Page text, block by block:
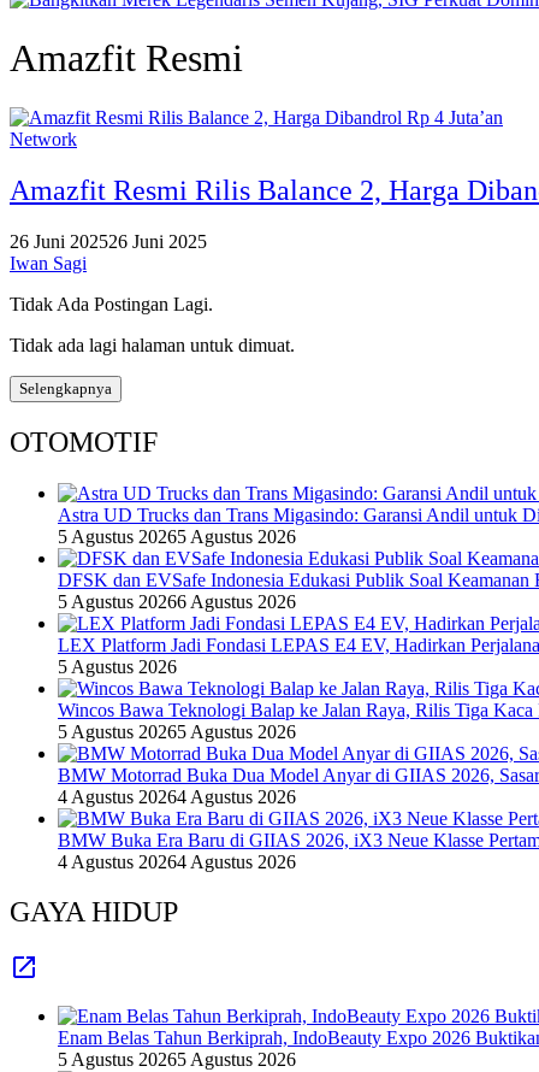
Amazfit Resmi
Network
Amazfit Resmi Rilis Balance 2, Harga
26 Juni 202526 Juni 2025
Iwan Sagi
Tidak Ada Postingan Lagi.
Tidak ada lagi halaman untuk dimuat.
Selengkapnya
OTOMOTIF
Astra UD Trucks dan Trans Migasindo: Garansi Andil untuk
5 Agustus 20265 Agustus 2026
DFSK dan EVSafe Indonesia Edukasi Publik Soal
5 Agustus 20266 Agustus 2026
LEX Platform Jadi Fondasi LEPAS E4 EV, Hadirkan
5 Agustus 2026
Wincos Bawa Teknologi Balap ke Jalan Raya, Rilis Tiga
5 Agustus 20265 Agustus 2026
BMW Motorrad Buka Dua Model Anyar di GIIAS 2026, Sasar
4 Agustus 20264 Agustus 2026
BMW Buka Era Baru di GIIAS 2026, iX3 Neue Klasse
4 Agustus 20264 Agustus 2026
GAYA HIDUP
Enam Belas Tahun Berkiprah, IndoBeauty Expo 2026
5 Agustus 20265 Agustus 2026